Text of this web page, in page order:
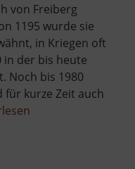
von Freiberg
1195 wurde sie
in Kriegen oft
in der bis heute
Noch bis 1980
kurze Zeit auch